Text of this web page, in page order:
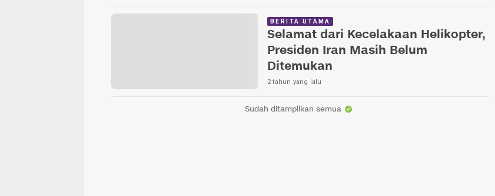
BERITA UTAMA
Selamat dari Kecelakaan Helikopter,
Presiden Iran Masih Belum
Ditemukan
2 tahun yang lalu
Sudah ditampilkan semua